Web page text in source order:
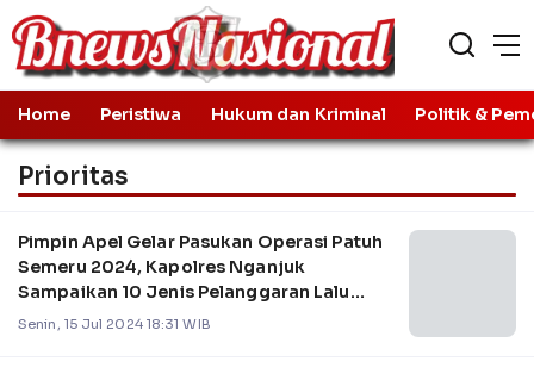
Home Peristiwa Hukum dan Kriminal Politik &
Prioritas
Pimpin Apel Gelar Pasukan Operasi Patuh
Semeru 2024, Kapolres Nganjuk
Sampaikan 10 Jenis Pelanggaran Lalu
Lintas Prioritas Utama Penindakan
Senin, 15 Jul 2024 18:31 WIB